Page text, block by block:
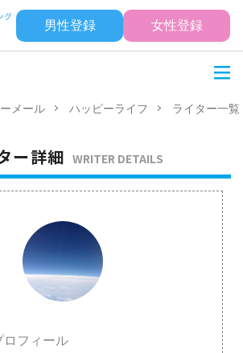
男性登録 女性登録
メール ハッピーライフ ライター一覧
ー詳細 WRITER DETAILS
ロフィール